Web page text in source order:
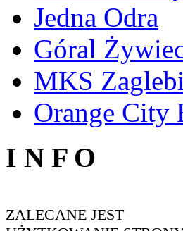
Jedna Odra
Góral
MKS
Orange City
I N F O
ZALECANE JEST